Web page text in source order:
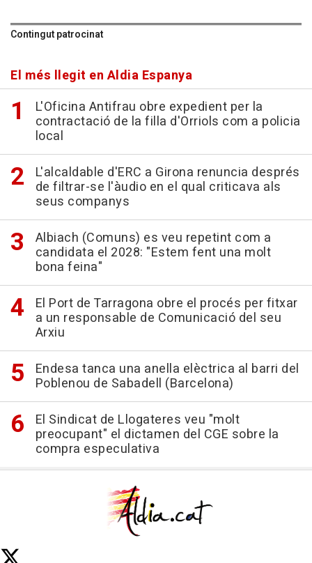
Contingut patrocinat
El més llegit en Aldia Espanya
L'Oficina Antifrau obre expedient per la
contractació de la filla d'Orriols com a policia
local
L'alcaldable d'ERC a Girona renuncia després
de filtrar-se l'àudio en el qual criticava als
seus companys
Albiach (Comuns) es veu repetint com a
candidata el 2028: "Estem fent una molt
bona feina"
El Port de Tarragona obre el procés per fitxar
a un responsable de Comunicació del seu
Arxiu
Endesa tanca una anella elèctrica al barri del
Poblenou de Sabadell (Barcelona)
El Sindicat de Llogateres veu "molt
preocupant" el dictamen del CGE sobre la
compra especulativa